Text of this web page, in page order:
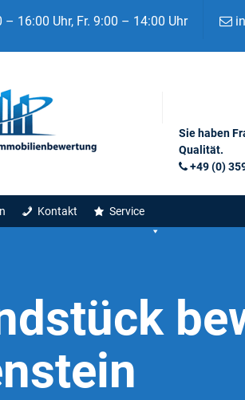
16:00 Uhr, Fr. 9:00 – 14:00 Uhr
Sie haben
Qualität.
+49 (0)
Kontakt Service